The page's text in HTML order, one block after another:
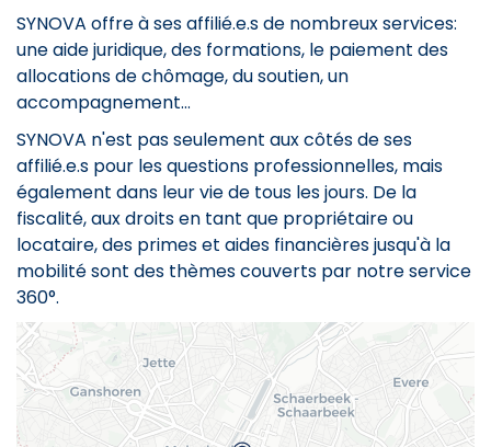
SYNOVA offre à ses affilié.e.s de nombreux services:
une aide juridique, des formations, le paiement des
allocations de chômage, du soutien, un
accompagnement...
SYNOVA n'est pas seulement aux côtés de ses
affilié.e.s pour les questions professionnelles, mais
également dans leur vie de tous les jours. De la
fiscalité, aux droits en tant que propriétaire ou
locataire, des primes et aides financières jusqu'à la
mobilité sont des thèmes couverts par notre service
360°.